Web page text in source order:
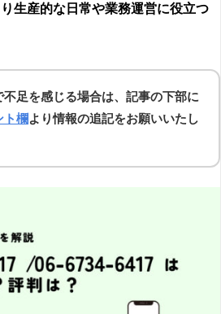
生産的な日常や業務運営に役立つ
不足を感じる場合は、記事の下部に
ト欄より情報の追記をお願いいたし